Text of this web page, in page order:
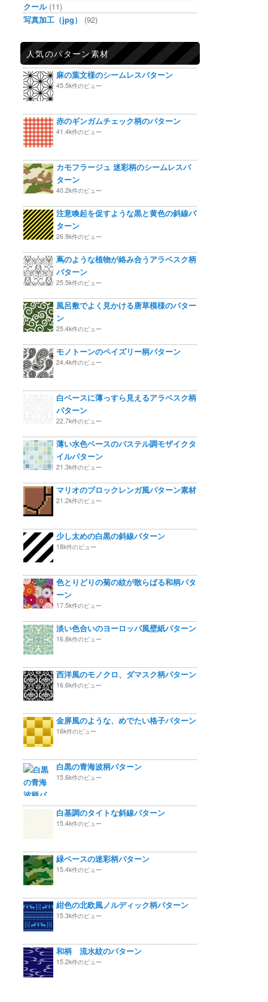
クール(11)
写真加工（jpg）
(92)
人気のパターン素材
麻の葉文様のシームレスパターン
45.5k件のビュー
赤のギンガムチェック柄のパターン
41.4k件のビュー
カモフラージュ 迷彩柄のシームレスパ
ターン
40.2k件のビュー
注意喚起を促すような黒と黄色の斜線パ
ターン
26.9k件のビュー
蔦のような植物が絡み合うアラベスク柄
パターン
25.5k件のビュー
風呂敷でよく見かける唐草模様のパター
ン
25.4k件のビュー
モノトーンのペイズリー柄パターン
24.4k件のビュー
白ベースに薄っすら見えるアラベスク柄
パターン
22.7k件のビュー
薄い水色ベースのパステル調モザイクタ
イルパターン
21.3k件のビュー
マリオのブロックレンガ風パターン素材
21.2k件のビュー
少し太めの白黒の斜線パターン
18k件のビュー
色とりどりの菊の紋が散らばる和柄パタ
ーン
17.5k件のビュー
淡い色合いのヨーロッパ風壁紙パターン
16.8k件のビュー
西洋風のモノクロ、ダマスク柄パターン
16.6k件のビュー
金屏風のような、めでたい格子パターン
16k件のビュー
白黒の青海波柄パターン
15.6k件のビュー
白基調のタイトな斜線パターン
15.4k件のビュー
緑ベースの迷彩柄パターン
15.4k件のビュー
紺色の北欧風ノルディック柄パターン
15.3k件のビュー
和柄 流水紋のパターン
15.2k件のビュー